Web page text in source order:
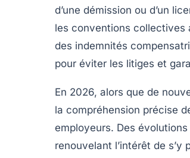
d’une démission ou d’un
les conventions collectives
des indemnités
pour éviter les litiges et
En 2026, alors que de
la compréhension précise
employeurs. Des
renouvelant l’intérêt de s’y